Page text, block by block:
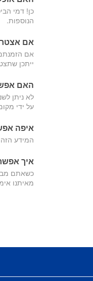
כן! דמי
הנוספות.
אם
אם
ייתכן
האם
לא ניתן
על ידי
איפה
המידע
איך
כשאתם
מאיתנו אימייל תוך 24 שעות, צרו קשר עם